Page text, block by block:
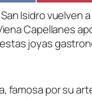
Isidro
Capellanes
joyas
famosa por su